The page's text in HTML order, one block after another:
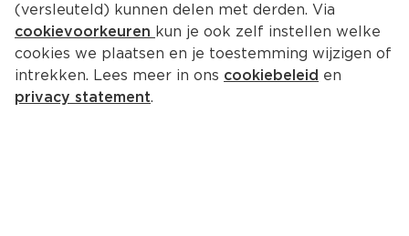
(versleuteld) kunnen delen met derden. Via
cookievoorkeuren kun je ook zelf instellen welke
cookies we plaatsen en je toestemming wijzigen of
intrekken. Lees meer in ons cookiebeleid en
privacy statement.